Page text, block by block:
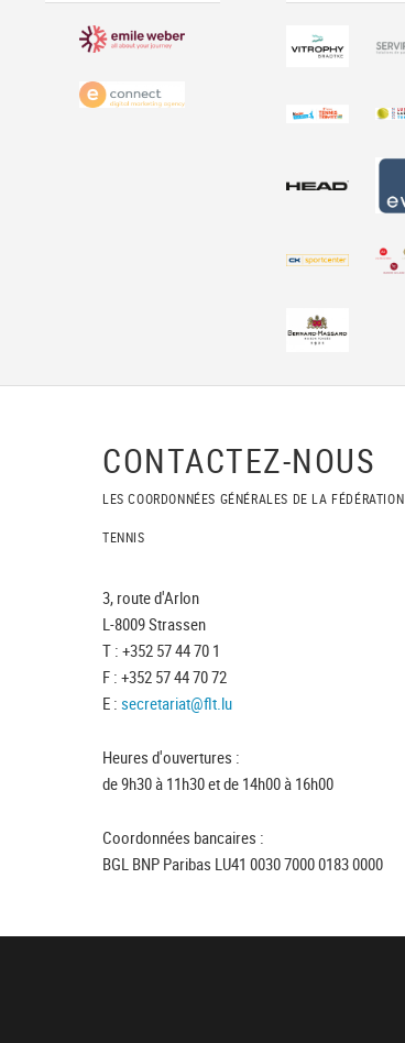
CONTACTEZ-NOUS
LES COORDONNÉES GÉNÉRALES DE LA
TENNIS
3, route d'Arlon
L-8009 Strassen
T : +352 57 44 70 1
F : +352 57 44 70 72
E : secretariat@flt.lu
Heures d'ouvertures :
de 9h30 à 11h30 et de 14h00 à 16h00
Coordonnées bancaires :
BGL BNP Paribas LU41 0030 7000 0183 0000